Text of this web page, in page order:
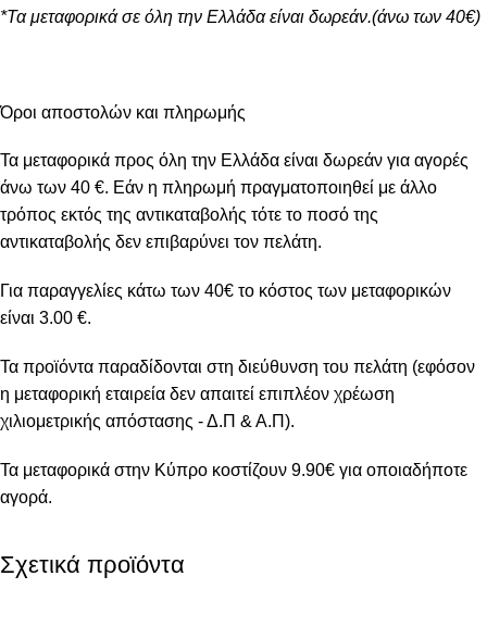
*Τα μεταφορικά σε όλη την Ελλάδα είναι δωρεάν.(άνω των 40€)
Όροι αποστολών και πληρωμής
Τα μεταφορικά προς όλη την Ελλάδα είναι δωρεάν για αγορές
άνω των 40 €. Εάν η πληρωμή πραγματοποιηθεί με άλλο
τρόπος εκτός της αντικαταβολής τότε το ποσό της
αντικαταβολής δεν επιβαρύνει τον πελάτη.
Για παραγγελίες κάτω των 40€ το κόστος των μεταφορικών
είναι 3.00 €.
Τα προϊόντα παραδίδονται στη διεύθυνση του πελάτη (εφόσον
η μεταφορική εταιρεία δεν απαιτεί επιπλέον χρέωση
χιλιομετρικής απόστασης - Δ.Π & Α.Π).
Τα μεταφορικά στην Κύπρο κοστίζουν 9.90€ για οποιαδήποτε
αγορά.
Σχετικά προϊόντα